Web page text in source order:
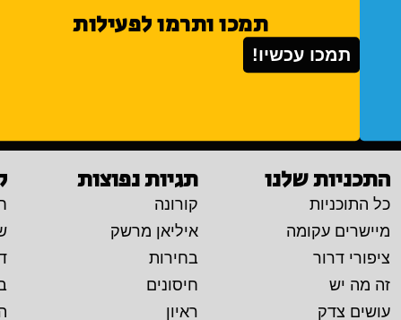
תמכו ותרמו לפעילות
תמכו עכשיו!
התכניות שלנו
כל התוכניות
מיישרים עקומה
ציפורי דרור
זה מה יש
עושים צדק
תגיות נפוצות
קורונה
איליאן מרשק
בחירות
חיסונים
ראיון